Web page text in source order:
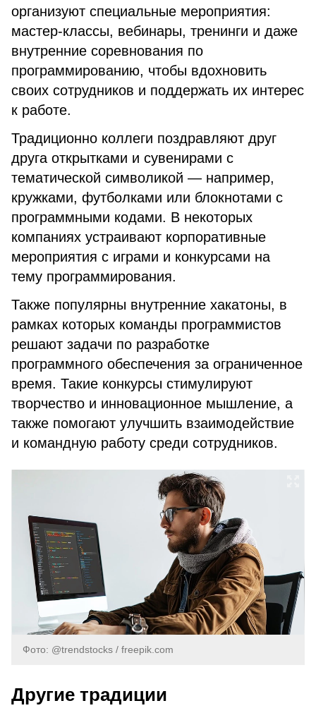
организуют специальные мероприятия:
мастер-классы, вебинары, тренинги и даже
внутренние соревнования по
программированию, чтобы вдохновить
своих сотрудников и поддержать их интерес
к работе.
Традиционно коллеги поздравляют друг
друга открытками и сувенирами с
тематической символикой — например,
кружками, футболками или блокнотами с
программными кодами. В некоторых
компаниях устраивают корпоративные
мероприятия с играми и конкурсами на
тему программирования.
Также популярны внутренние хакатоны, в
рамках которых команды программистов
решают задачи по разработке
программного обеспечения за ограниченное
время. Такие конкурсы стимулируют
творчество и инновационное мышление, а
также помогают улучшить взаимодействие
и командную работу среди сотрудников.
Фото: @trendstocks / freepik.com
Другие традиции